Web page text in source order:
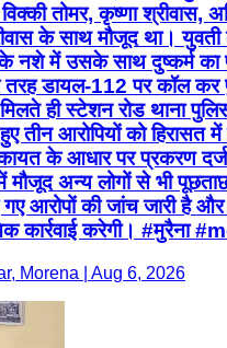
तोमर, कृष्णा श्रीवास,
के साथ मौजूद था।
के नशे में उसके साथ दुष्कर्म का
तरह डायल-112 पर कॉल
ही स्टेशन रोड थाना
हुए तीन आरोपियों को हिरासत
के आधार पर प्रकरण
मौजूद अन्य लोगों से भी
गए आरोपों की जांच जारी है
कार्रवाई करेगी। #मुरैना
Morena | Aug 6, 2026